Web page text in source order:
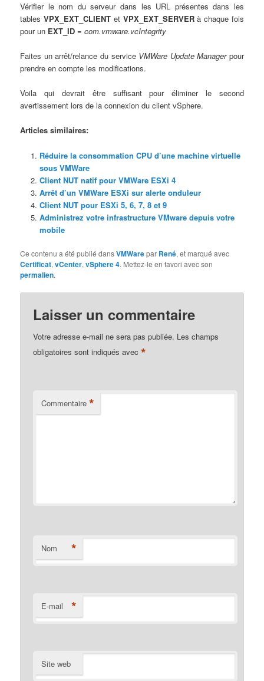
Vérifier le nom du serveur dans les URL présentes dans les
tables VPX_EXT_CLIENT et VPX_EXT_SERVERà chaque fois
pour un EXT_ID =com.vmware.vcIntegrity
Faites un arrêt/relance du service VMWare Update Manager pour
prendre en compte les modifications.
Voila qui devrait être suffisant pour éliminer le second
avertissement lors de la connexion du client vSphere.
Articles similaires:
Réduire la consommation CPU d’une machine virtuelle
sous VMWare
Client NUT natif pour VMWare ESXi 4
Arrêt d’un VMWare ESXi sur alerte onduleur
Client NUT pour ESXi 5, 6, 7, 8 et 9
Administrez votre infrastructure VMware depuis votre
mobile
Ce contenu a été publié dansVMWarepar René, et marqué avec
Certificat,vCenter,vSphere 4. Mettez-le en favori avec son
permalien.
Laisser un commentaire
Votre adresse e-mail ne sera pas publiée. Les champs
obligatoires sont indiqués avec*
Commentaire *
Nom *
E-mail *
Site web